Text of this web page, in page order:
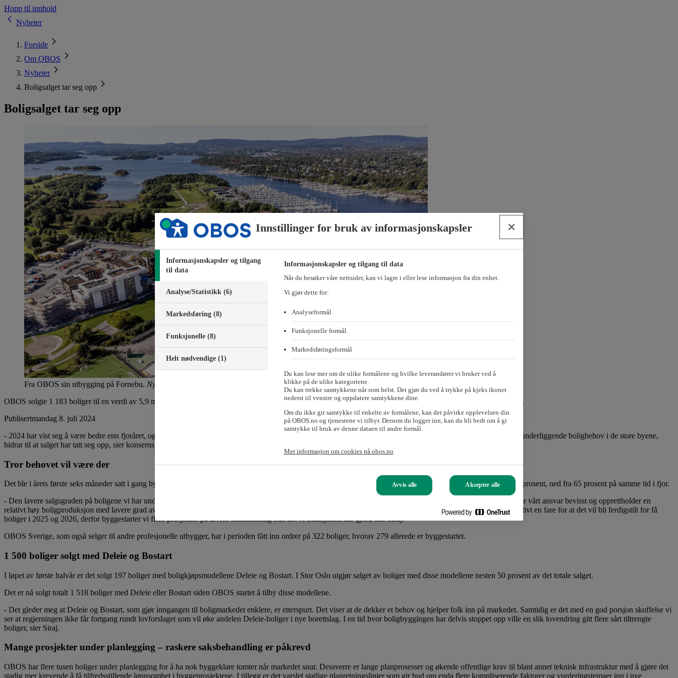
Hopp til innhold
Nyheter
Forside
Om OBOS
Nyheter
Boligsalget tar seg opp
Boligsalget tar seg opp
Fra OBOS sin utbygging på Fornebu. Nyebilder
OBOS solgte 1 183 boliger til en verdi av 5,9 milliarder kroner i første halvår 2024. Sammenlignet med 2023 er det en oppgang på 35 prosent i antall solgte boliger.
Publisertmandag 8. juli 2024
- 2024 har vist seg å være bedre enn fjoråret, og litt sterkere enn vi håpet. Utsikter til at rentetoppen er nådd, stabil arbeidsledighet, relativt gode lønnsoppgjør og et underliggende boligbehov i de store byene,
bidrar til at salget har tatt seg opp, sier konsernsjef i OBOS Daniel Kjørberg Siraj.
Tror behovet vil være der
Det ble i årets første seks måneder satt i gang bygging 699 boliger og OBOS har nå 4 091 boliger under bygging. Salgsgraden på boligene under bygging er på 56 prosent, ned fra 65 prosent på samme tid i fjor.
- Den lavere salgsgraden på boligene vi har under bygging reflekterer det avventendene markedet vi har hatt det siste halvannet året. Det viser imidlertid også at vi er vårt ansvar bevisst og opprettholder en
relativt høy boligproduksjon med lavere grad av forhåndssalg enn før. Vi tror det vil være behov og etterspørsel etter disse boligene når de står ferdige. Det er definitivt en fare for at det vil bli ferdigstilt for få
boliger i 2025 og 2026, derfor byggestarter vi flere prosjekter på lavere forhåndssalg enn det vi tradisjonelt har gjort, sier Siraj.
OBOS Sverige, som også selger til andre profesjonelle utbygger, har i perioden fått inn ordrer på 322 boliger, hvorav 279 allerede er byggestartet.
1 500 boliger solgt med Deleie og Bostart
I løpet av første halvår er det solgt 197 boliger med boligkjøpsmodellene Deleie og Bostart. I Stor Oslo utgjør salget av boliger med disse modellene nesten 50 prosent av det totale salget.
Det er nå solgt totalt 1 518 boliger med Deleie eller Bostart siden OBOS startet å tilby disse modellene.
- Det gleder meg at Deleie og Bostart, som gjør inngangen til boligmarkedet enklere, er etterspurt. Det viser at de dekker et behov og hjelper folk inn på markedet. Samtidig er det med en god porsjon skuffelse vi
ser at regjerningen ikke får fortgang rundt lovforslaget som vil øke andelen Deleie-boliger i nye borettslag. I en tid hvor boligbyggingen har delvis stoppet opp ville en slik lovendring gitt flere sårt tiltrengte
boliger, sier Siraj.
Mange prosjekter under planlegging – raskere saksbehandling er påkrevd
OBOS har flere tusen boliger under planlegging for å ha nok byggeklare tomter når markedet snur. Dessverre er lange planprosesser og økende offentlige krav til blant annet teknisk infrastruktur med å gjøre det
stadig mer krevende å få tilfredsstillende lønnsomhet i byggeprosjektene. I tillegg er det varslet statlige planretningslinjer som gir bud om enda flere kompliserende faktorer og vurderingstemaer inn i nye
Innstillinger for bruk av informasjonskapsler
Informasjonskapsler og tilgang
til data
Analyse/Statistikk (6)
Markedsføring (8)
Funksjonelle (8)
Helt nødvendige (1)
Informasjonskapsler og tilgang til data
Når du besøker våre nettsider, kan vi lagre i eller lese informasjon fra din enhet.
Vi gjør dette for:
Analyseformål
Funksjonelle formål
Markedsføringsformål
Du kan lese mer om de ulike formålene og hvilke leverandører vi bruker ved å
klikke på de ulike kategoriene.
Du kan trekke samtykkene når som helst. Det gjør du ved å trykke på kjeks ikonet
nederst til venstre og oppdatere samtykkene dine.
Om du ikke gir samtykke til enkelte av formålene, kan det påvirke opplevelsen din
på OBOS.no og tjenestene vi tilbyr. Dersom du logger inn, kan du bli bedt om å gi
samtykke til bruk av denne dataen til andre formål.
Mer informasjon om cookies på obos.no
Avvis alle Aksepter alle